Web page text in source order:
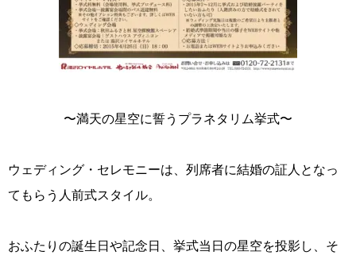
〜満天の星空に誓うプラネタリム挙式〜
ウェディング・セレモニーは、列席者に結婚の証人となっ
てもらう人前式スタイル。
おふたりの誕生日や記念日、挙式当日の星空を投影し、そ